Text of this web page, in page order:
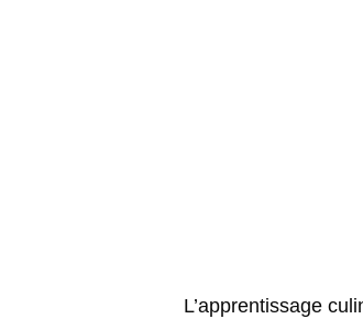
L’apprentissage